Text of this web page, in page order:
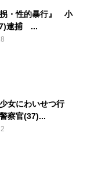
・性的暴行』 小
逮捕 ...
女にわいせつ行
察官(37)...